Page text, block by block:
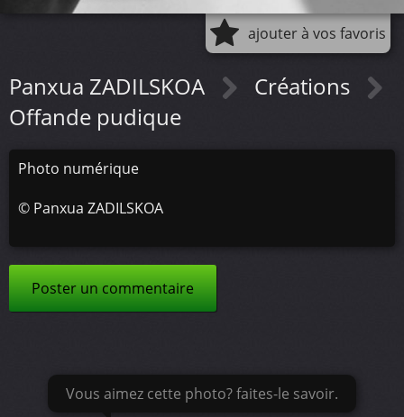
ajouter à vos favoris
Panxua ZADILSKOA
Créations
Offande pudique
Photo numérique
© Panxua ZADILSKOA
Poster un commentaire
Vous aimez cette photo? faites-le savoir.